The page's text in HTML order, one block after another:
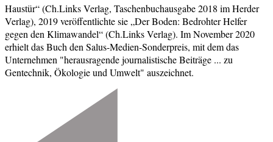
Haustür“ (Ch.Links Verlag, Taschenbuchausgabe 2018 im Herder
Verlag), 2019 veröffentlichte sie „Der Boden: Bedrohter Helfer
gegen den Klimawandel“ (Ch.Links Verlag). Im November 2020
erhielt das Buch den Salus-Medien-Sonderpreis, mit dem das
Unternehmen "herausragende journalistische Beiträge ... zu
Gentechnik, Ökologie und Umwelt" auszeichnet.
Beitragsnavigation